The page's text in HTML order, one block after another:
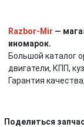
Razbor-Mir —
иномарок.
Большой каталог
двигатели, КПП,
Гарантия
Поделиться